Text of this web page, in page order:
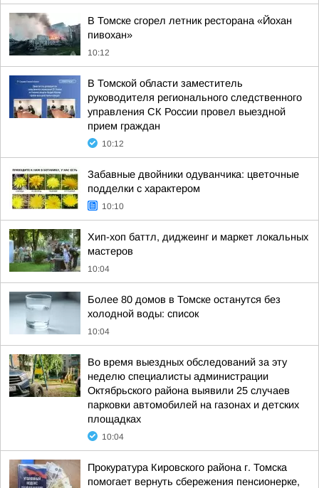
В Томске сгорел летник ресторана «Йохан
пивохан»
10:12
В Томской области заместитель
руководителя регионального следственного
управления СК России провел выездной
прием граждан
10:12
Забавные двойники одуванчика: цветочные
подделки с характером
10:10
Хип-хоп баттл, диджеинг и маркет локальных
мастеров
10:04
Более 80 домов в Томске останутся без
холодной воды: список
10:04
Во время выездных обследований за эту
неделю специалисты администрации
Октябрьского района выявили 25 случаев
парковки автомобилей на газонах и детских
площадках
10:04
Прокуратура Кировского района г. Томска
помогает вернуть сбережения пенсионерке,